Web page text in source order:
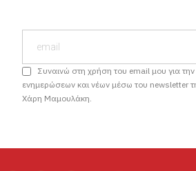
Συναινώ στη χρήση του email μου για
ενημερώσεων και νέων μέσω του newsletter
Χάρη Μαμουλάκη.